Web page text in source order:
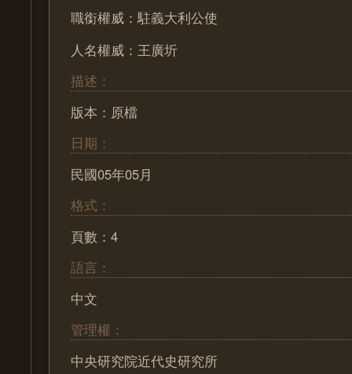
職銜權威：駐義大利公使
人名權威：王廣圻
描述：
版本：原檔
日期：
民國05年05月
格式：
頁數：4
語言：
中文
管理權：
中央研究院近代史研究所